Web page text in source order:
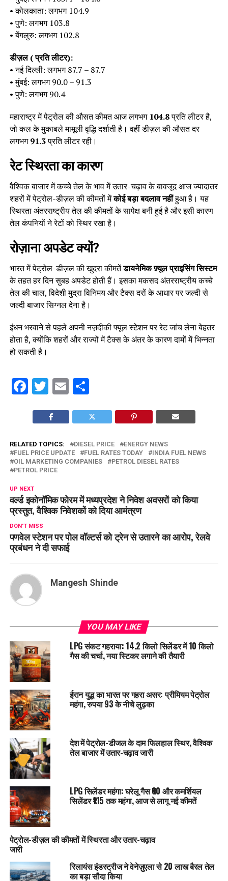
• कोलकाता: लगभग ₹104.9
• पुणे: लगभग ₹103.8
• बेंगलुरु: लगभग ₹102.8
डीज़ल (₹ प्रति लीटर):
• नई दिल्ली: लगभग ₹87.7 – ₹87.7
• मुंबई: लगभग ₹90.0 – ₹91.3
• पुणे: लगभग ₹90.4
महाराष्ट्र में पेट्रोल की औसत कीमत आज लगभग ₹104.8प्रति लीटर है,
जो कल के मुकाबले मामूली वृद्धि दर्शाती है। वहीं डीज़ल की औसत दर
लगभग₹91.3प्रति लीटर रही।
रेट स्थिरता का कारण
वैश्विक बाजार में कच्चे तेल के भाव में उतार-चढ़ाव के बावजूद आज ज्यादातर
शहरों में पेट्रोल-डीज़ल की कीमतों मेंकोई बड़ा बदलाव नहींहुआ है। यह
स्थिरता अंतरराष्ट्रीय तेल की कीमतों के सापेक्ष बनी हुई है और इसी कारण
तेल कंपनियों ने रेटों को स्थिर रखा है।
रोज़ाना अपडेट क्यों?
भारत में पेट्रोल-डीज़ल की खुदरा कीमतेंडायनेमिक फ़्यूल प्राइसिंग सिस्टम
के तहत हर दिन सुबह अपडेट होती हैं। इसका मकसद अंतरराष्ट्रीय कच्चे
तेल की चाल, विदेशी मुद्रा विनिमय और टैक्स दरों के आधार पर जल्दी से
जल्दी बाजार सिग्नल देना है।
इंधन भरवाने से पहले अपनी नज़दीकी फ्यूल स्टेशन पर रेट जांच लेना बेहतर
होता है, क्योंकि शहरों और राज्यों में टैक्स के अंतर के कारण दामों में भिन्नता
हो सकती है।
Facebook
Twitter
EmailShare
RELATED TOPICS: DIESEL PRICE
ENERGY NEWS
FUEL PRICE UPDATE
FUEL RATES TODAY
INDIA FUEL NEWS
OIL MARKETING COMPANIES
PETROL DIESEL RATES
PETROL PRICE
UP NEXT
वर्ल्ड इकोनॉमिक फोरम में मध्यप्रदेश ने निवेश अवसरों को किया
प्रस्तुत, वैश्विक निवेशकों को दिया आमंत्रण
DON'T MISS
पणवेल स्टेशन पर पोल वॉल्टर्स को ट्रेन से उतारने का आरोप, रेलवे
प्रबंधन ने दी सफाई
Mangesh Shinde
YOU MAY LIKE
LPG संकट गहराया: 14.2 किलो सिलेंडर में 10 किलो
गैस की चर्चा, नया स्टिकर लगाने की तैयारी
ईरान युद्ध का भारत पर गहरा असर: प्रीमियम पेट्रोल
महंगा, रुपया 93 के नीचे लुढ़का
देश में पेट्रोल-डीजल के दाम फिलहाल स्थिर, वैश्विक
तेल बाजार में उतार-चढ़ाव जारी
LPG सिलेंडर महंगा: घरेलू गैस ₹60 और कमर्शियल
सिलेंडर ₹115 तक महंगा, आज से लागू नई कीमतें
पेट्रोल-डीज़ल की कीमतों में स्थिरता और उतार-चढ़ाव
जारी
रिलायंस इंडस्ट्रीज ने वेनेज़ुएला से 20 लाख बैरल तेल
का बड़ा सौदा किया